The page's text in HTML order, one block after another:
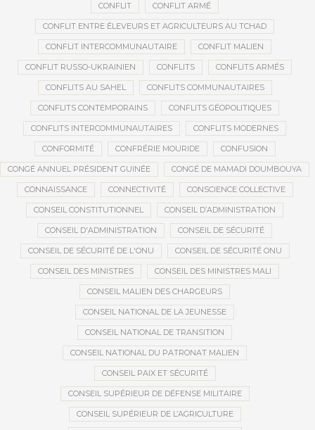
CONFLIT CONFLIT ARMÉ
CONFLIT ENTRE ÉLEVEURS ET AGRICULTEURS AU TCHAD
CONFLIT INTERCOMMUNAUTAIRE CONFLIT MALIEN
CONFLIT RUSSO-UKRAINIEN CONFLITS CONFLITS ARMÉS
CONFLITS AU SAHEL CONFLITS COMMUNAUTAIRES
CONFLITS CONTEMPORAINS CONFLITS GÉOPOLITIQUES
CONFLITS INTERCOMMUNAUTAIRES CONFLITS MODERNES
CONFORMITÉ CONFRÉRIE MOURIDE CONFUSION
CONGÉ ANNUEL PRÉSIDENT GUINÉE CONGÉ DE MAMADI DOUMBOUYA
CONNAISSANCE CONNECTIVITÉ CONSCIENCE COLLECTIVE
CONSEIL CONSTITUTIONNEL CONSEIL D’ADMINISTRATION
CONSEIL D'ADMINISTRATION CONSEIL DE SÉCURITÉ
CONSEIL DE SÉCURITÉ DE L'ONU CONSEIL DE SÉCURITÉ ONU
CONSEIL DES MINISTRES CONSEIL DES MINISTRES MALI
CONSEIL MALIEN DES CHARGEURS
CONSEIL NATIONAL DE LA JEUNESSE
CONSEIL NATIONAL DE TRANSITION
CONSEIL NATIONAL DU PATRONAT MALIEN
CONSEIL PAIX ET SÉCURITÉ
CONSEIL SUPÉRIEUR DE DÉFENSE MILITAIRE
CONSEIL SUPÉRIEUR DE L’AGRICULTURE